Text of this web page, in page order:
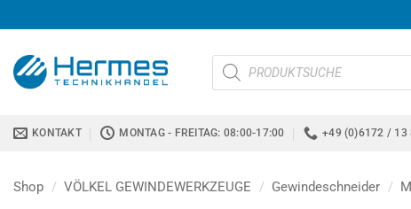
Inhalt
springen
Products
search
KONTAKT MONTAG - FREITAG: 08:00-17:00 +49 (0)6172 / 13
Shop / VÖLKEL GEWINDEWERKZEUGE / Gewindeschneider /